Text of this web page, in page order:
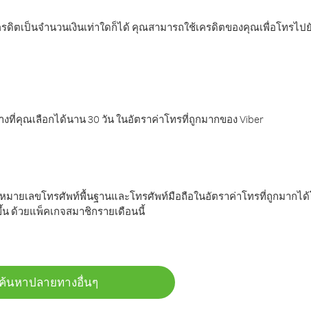
ตเป็นจำนวนเงินเท่าใดก็ได้ คุณสามารถใช้เครดิตของคุณเพื่อโทรไป
ที่คุณเลือกได้นาน 30 วัน ในอัตราค่าโทรที่ถูกมากของ Viber
มายเลขโทรศัพท์พื้นฐานและโทรศัพท์มือถือในอัตราค่าโทรที่ถูกมากไ
ด้วยแพ็คเกจสมาชิกรายเดือนนี้
ค้นหาปลายทางอื่นๆ